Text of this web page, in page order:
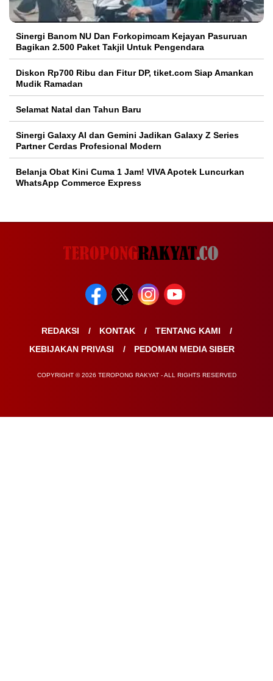
Sinergi Banom NU Dan Forkopimcam Kejayan Pasuruan
Bagikan 2.500 Paket Takjil Untuk Pengendara
Diskon Rp700 Ribu dan Fitur DP, tiket.com Siap Amankan
Mudik Ramadan
Selamat Natal dan Tahun Baru
Sinergi Galaxy AI dan Gemini Jadikan Galaxy Z Series
Partner Cerdas Profesional Modern
Belanja Obat Kini Cuma 1 Jam! VIVA Apotek Luncurkan
WhatsApp Commerce Express
REDAKSI KONTAK
TENTANG KAMI
KEBIJAKAN PRIVASI
PEDOMAN MEDIA SIBER
COPYRIGHT © 2026 TEROPONG RAKYAT - ALL RIGHTS RESERVED